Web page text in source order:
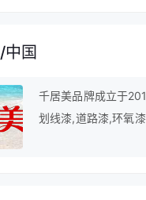
/中国
千居美品牌成立于
划线漆,道路漆,环氧